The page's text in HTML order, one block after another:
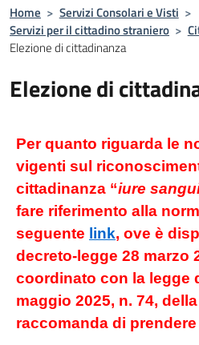
Home > Servizi Consolari e Visti >
Servizi per il cittadino straniero >
Elezione di cittadinanza
Elezione di
Per quanto riguarda le
vigenti sul
cittadinanza “iure
fare riferimento alla
seguente link, ove è
decreto-legge 28 marzo
coordinato con la legge
maggio 2025, n. 74,
raccomanda di